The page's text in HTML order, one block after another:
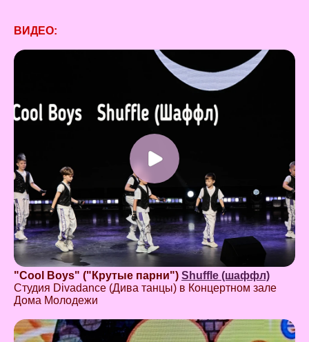
ВИДЕО:
"Cool Boys" ("Крутые парни") Shuffle (шаффл)
Студия Divadance (Дива танцы) в Концертном зале
Дома Молодежи